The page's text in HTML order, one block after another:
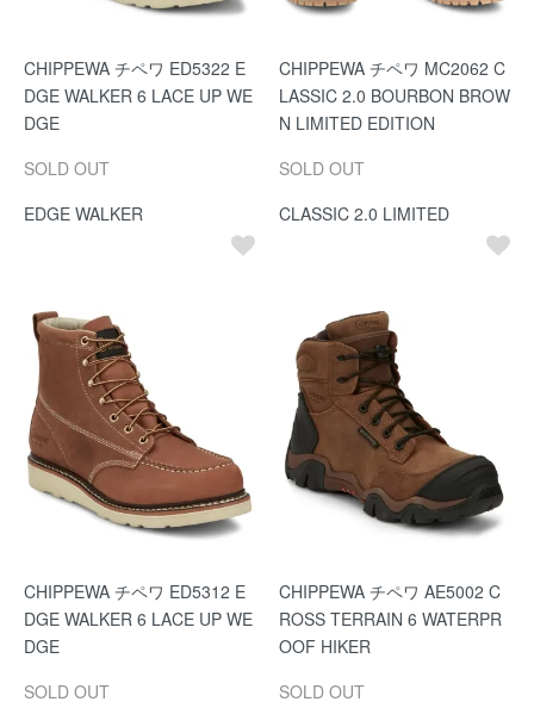
CHIPPEWA チペワ ED5322 E
DGE WALKER 6 LACE UP WE
DGE
SOLD OUT
EDGE WALKER
CHIPPEWA チペワ MC2062 C
LASSIC 2.0 BOURBON BROW
N LIMITED EDITION
SOLD OUT
CLASSIC 2.0 LIMITED
CHIPPEWA チペワ ED5312 E
DGE WALKER 6 LACE UP WE
DGE
SOLD OUT
CHIPPEWA チペワ AE5002 C
ROSS TERRAIN 6 WATERPR
OOF HIKER
SOLD OUT